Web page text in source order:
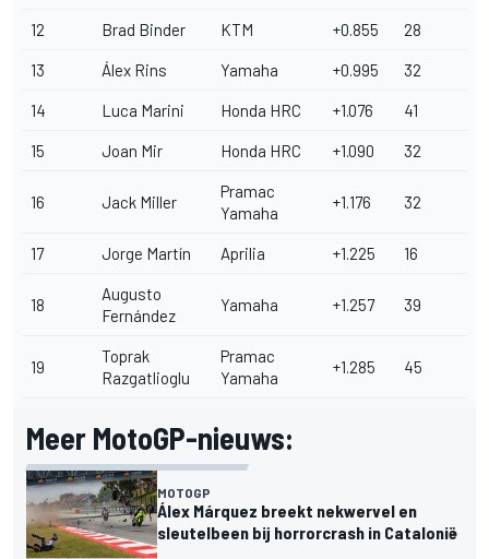
12 Brad Binder KTM +0.855 28
13 Álex Rins Yamaha +0.995 32
14 Luca Marini Honda HRC +1.076 41
15 Joan Mir Honda HRC +1.090 32
16 Jack Miller
Pramac
Yamaha
+1.176 32
17 Jorge Martín Aprilia +1.225 16
18
Augusto
Fernández
Yamaha +1.257 39
19
Toprak
Razgatlioglu
Pramac
Yamaha
+1.285 45
Meer MotoGP-nieuws:
MOTOGP
Álex Márquez breekt nekwervel en
sleutelbeen bij horrorcrash in Catalonië